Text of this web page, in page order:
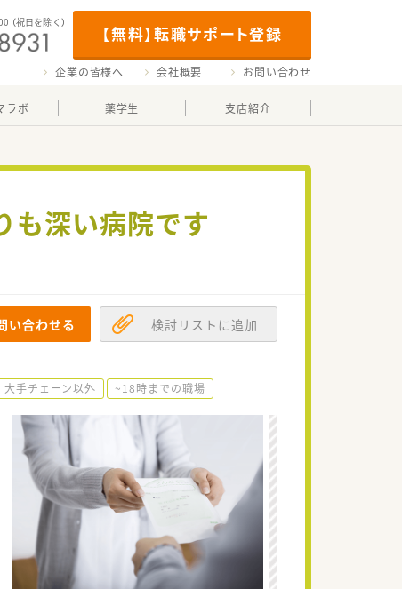
【無料】転職サポート登録
（祝日を除く）
企業の皆様へ 会社概要 お問い合わせ
ラボ 薬学生 支店紹介
も深い病院です
い合わせる 検討リストに追加
大手チェーン以外 ~18時までの職場